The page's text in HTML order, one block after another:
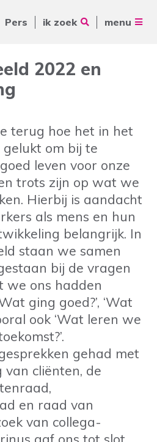
Pers ik zoek menu
wij jou mee
2022 en
terug hoe het in het
om bij te
leven voor onze
trots zijn op wat we
Hierbij is aandacht
als mens en hun
belangrijk. In
staan we samen
bij de vragen
we ons hadden
ging goed?’, ‘Wat
ook ‘Wat leren we
gehad met
cliënten, de
en raad van
van collega-